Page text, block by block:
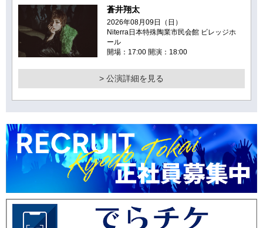
蒼井翔太
2026年08月09日（日）
Niterra日本特殊陶業市民会館 ビレッジホ
ール
開場：17:00 開演：18:00
> 公演詳細を見る